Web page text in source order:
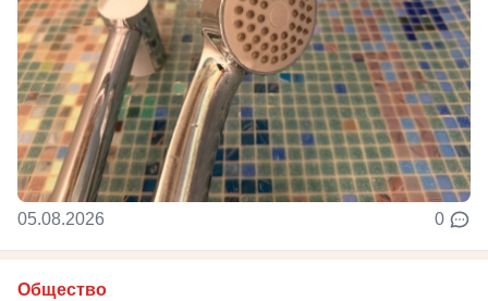
05.08.2026 0
Общество